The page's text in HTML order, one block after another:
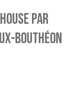
par
Bouthéon